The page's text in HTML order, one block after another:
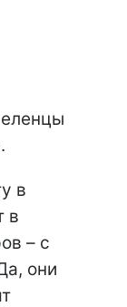
в
в
– с
они